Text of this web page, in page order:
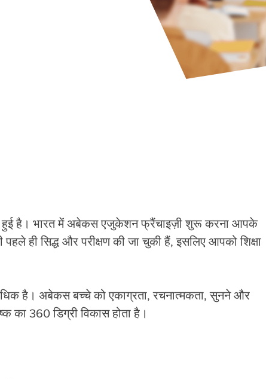
हुई है। भारत में अबेकस एजुकेशन फ्रैंचाइज़ी शुरू करना आपके
ही सिद्ध और परीक्षण की जा चुकी हैं, इसलिए आपको शिक्षा
है। अबेकस बच्चे को एकाग्रता, रचनात्मकता, सुनने और
360 डिग्री विकास होता है।